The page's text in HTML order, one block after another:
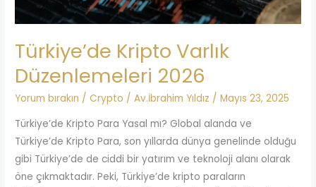
Türkiye’de Kripto Varlık
Düzenlemeleri 2026
Yorum bırakın /Crypto /Av.İbrahim Yıldız /Mayıs 23, 2025
Türkiye’de Kripto Para Yasal mı? Global alanda ve
Türkiye’de Kripto Para, son yıllarda dünya genelinde olduğu
gibi Türkiye’de de ciddi bir yatırım ve teknoloji alanı olarak
öne çıkmaktadır. Peki, Türkiye’de kripto paraların